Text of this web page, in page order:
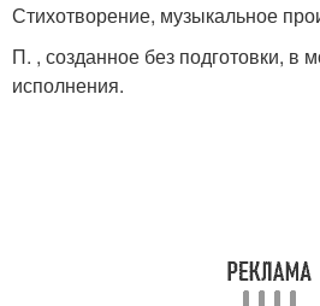
Стихотворение, музыкальное
П. , созданное без подготовки, в
исполнения.